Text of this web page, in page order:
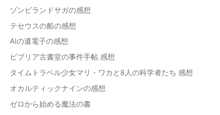
ゾンビランドサガの感想
テセウスの船の感想
AIの遺電子の感想
ビブリア古書堂の事件手帖 感想
タイムトラベル少女マリ・ワカと8人の科学者たち 感想
オカルティックナインの感想
ゼロから始める魔法の書